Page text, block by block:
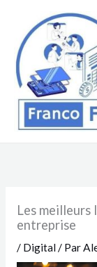
contenu
Les
entreprise
/ Digital/ Par